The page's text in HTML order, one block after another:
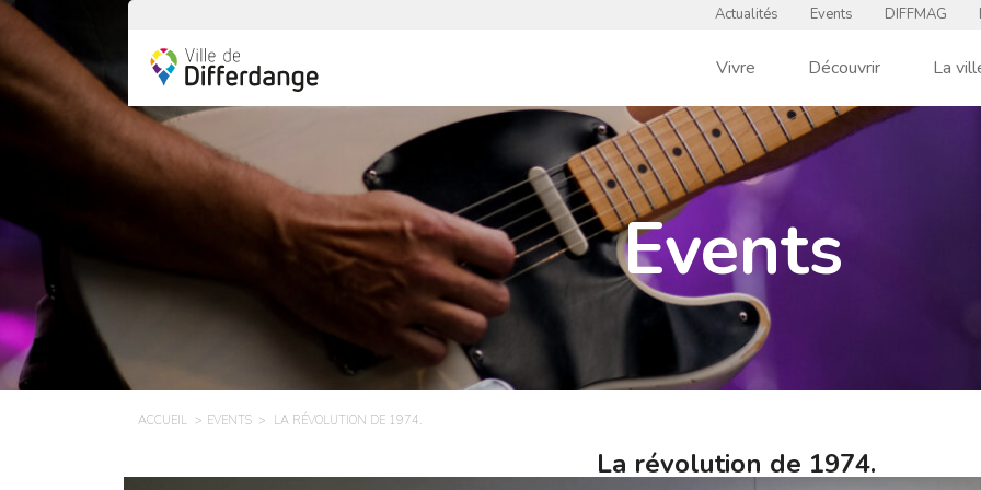
Actualités Events DIFFMAG
Vivre Découvrir La
Events
ACCUEIL EVENTS LA RÉVOLUTION DE 1974.
La révolution de 1974.